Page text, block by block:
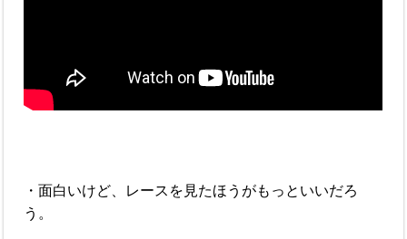
・面白いけど、レースを見たほうがもっといいだろ
う。